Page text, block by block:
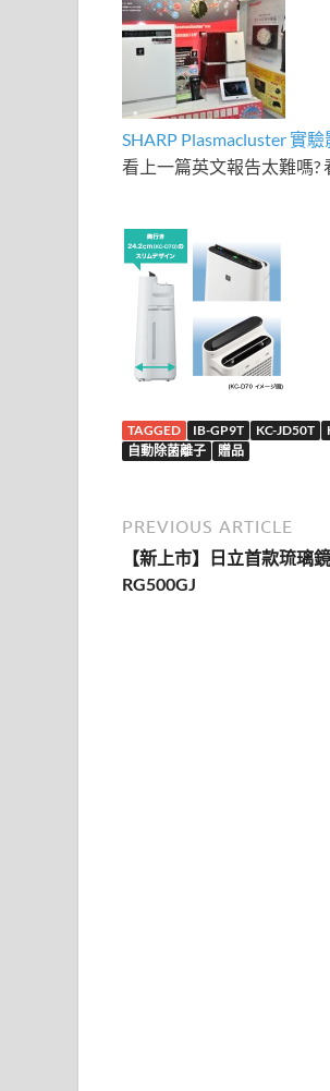
SHARP Plasmacluster 實驗
看上一篇英文報告太難嗎?
TAGGED IB-GP9T KC-JD50T
自動除菌離子
贈品
PREVIOUS ARTICLE
【新上市】日立首款琉璃
RG500GJ